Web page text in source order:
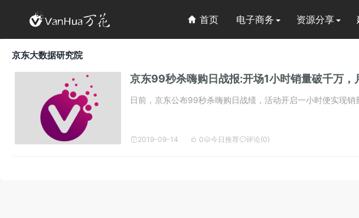
  首页 电子商务 资源分享
京东大数据研究院
京东99秒杀嗨购日战报:开场1小时销量破千万，
日前，京东公布99秒杀嗨购日战绩，活动开启一小时便实现
2019-09-14  0今日推荐评论(0)